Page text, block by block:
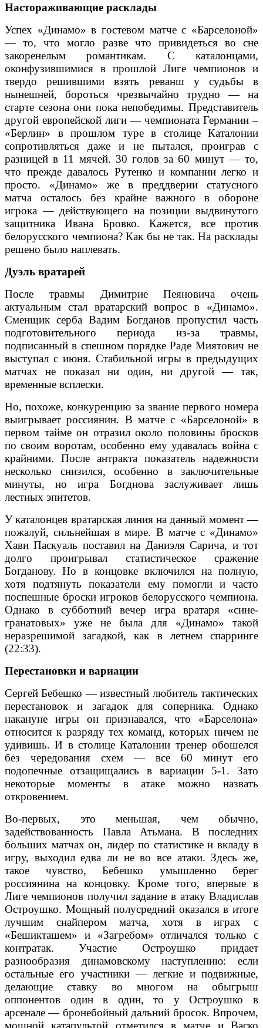
Настораживающие расклады
Успех «Динамо» в гостевом матче с «Барселоной»
— то, что могло разве что привидеться во сне
закоренелым романтикам. С каталонцами,
оконфузившимися в прошлой Лиге чемпионов и
твердо решившими взять реванш у судьбы в
нынешней, бороться чрезвычайно трудно — на
старте сезона они пока непобедимы. Представитель
другой европейской лиги — чемпионата Германии –
«Берлин» в прошлом туре в столице Каталонии
сопротивляться даже и не пытался, проиграв с
разницей в 11 мячей. 30 голов за 60 минут — то,
что прежде давалось Рутенко и компании легко и
просто. «Динамо» же в преддверии статусного
матча осталось без крайне важного в обороне
игрока — действующего на позиции выдвинутого
защитника Ивана Бровко. Кажется, все против
белорусского чемпиона? Как бы не так. На расклады
решено было наплевать.
Дуэль вратарей
После травмы Димитрие Пеяновича очень
актуальным стал вратарский вопрос в «Динамо».
Сменщик серба Вадим Богданов пропустил часть
подготовительного периода из-за травмы,
подписанный в спешном порядке Раде Миятович не
выступал с июня. Стабильной игры в предыдущих
матчах не показал ни один, ни другой — так,
временные всплески.
Но, похоже, конкуренцию за звание первого номера
выигрывает россиянин. В матче с «Барселоной» в
первом тайме он отразил около половины бросков
по своим воротам, особенно ему удавалась война с
крайними. После антракта показатель надежности
несколько снизился, особенно в заключительные
минуты, но игра Богднова заслуживает лишь
лестных эпитетов.
У каталонцев вратарская линия на данный момент —
пожалуй, сильнейшая в мире. В матче с «Динамо»
Хави Паскуаль поставил на Даниэля Сарича, и тот
долго проигрывал статистическое сражение
Богданову. Но в концовке включился на полную,
хотя подтянуть показатели ему помогли и часто
поспешные броски игроков белорусского чемпиона.
Однако в субботний вечер игра вратаря «сине-
гранатовых» уже не была для «Динамо» такой
неразрешимой загадкой, как в летнем спарринге
(22:33).
Перестановки и вариации
Сергей Бебешко — известный любитель тактических
перестановок и загадок для соперника. Однако
накануне игры он признавался, что «Барселона»
относится к разряду тех команд, которых ничем не
удивишь. И в столице Каталонии тренер обошелся
без чередования схем — все 60 минут его
подопечные отзащищались в вариации 5-1. Зато
некоторые моменты в атаке можно назвать
откровением.
Во-первых, это меньшая, чем обычно,
задействованность Павла Атьмана. В последних
больших матчах он, лидер по статистике и вкладу в
игру, выходил едва ли не во все атаки. Здесь же,
такое чувство, Бебешко умышленно берег
россиянина на концовку. Кроме того, впервые в
Лиге чемпионов получил задание в атаку Владислав
Остроушко. Мощный полусредний оказался в итоге
лучшим снайпером матча, хотя в играх с
«Бешикташем» и «Загребом» отличался только с
контратак. Участие Остроушко придает
разнообразия динамовскому наступлению: если
остальные его участники — легкие и подвижные,
делающие ставку во многом на обыгрыш
оппонентов один в один, то у Остроушко в
арсенале — бронебойный дальний бросок. Впрочем,
мощной катапультой отметился в матче и Васко